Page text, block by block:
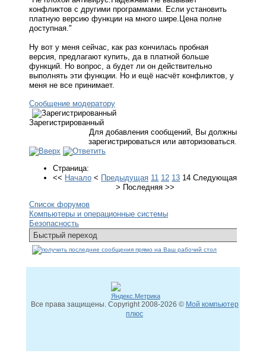
конфликтов с другими программами. Если установить
платную версию функции на много шире.Цена полне
доступная."
Ну вот у меня сейчас, как раз кончилась пробная
версия, предлагают купить, да в платной больше
функций. Но вопрос, а будет ли он действительно
выполнять эти функции. Но и ещё насчёт конфликтов, у
меня не все принимает.
Сообщение модератору
Зарегистрированный
Для добавления сообщений, Вы должны
зарегистрироваться или авторизоваться.
Страница:
<< Начало < Предыдущая 11 12 13 14 Следующая
> Последняя>>
Список форумов
Компьютеры и операционные системы
Безопасность
Все права защищены. Copyright2008-2026 © Мой компьютер
плюс